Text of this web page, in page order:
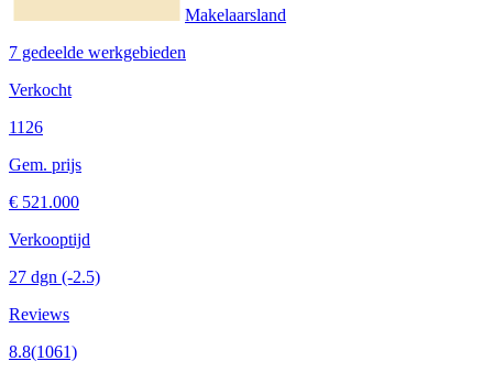
Makelaarsland
7 gedeelde werkgebieden
Verkocht
1126
Gem. prijs
€ 521.000
Verkooptijd
27 dgn (-2.5)
Reviews
8.8(1061)